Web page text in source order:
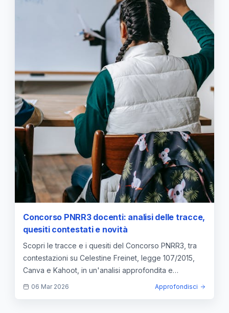
Concorso PNRR3 docenti: analisi delle tracce,
quesiti contestati e novità
Scopri le tracce e i quesiti del Concorso PNRR3, tra
contestazioni su Celestine Freinet, legge 107/2015,
Canva e Kahoot, in un'analisi approfondita e
aggiornata.
06 Mar 2026 Approfondisci